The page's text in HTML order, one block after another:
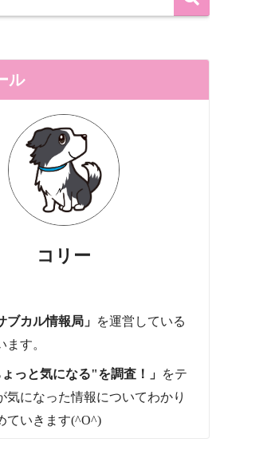
ル
コリー
ブカル情報局」 を運営している
ます。
っと気になる"を調査！」 をテ
気になった情報についてわかり
ていきます(^O^)